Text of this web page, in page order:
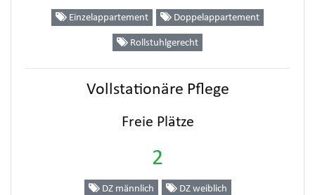
Einzelappartement Doppelappartement
Rollstuhlgerecht
Vollstationäre Pflege
Freie Plätze
2
DZ männlich DZ weiblich